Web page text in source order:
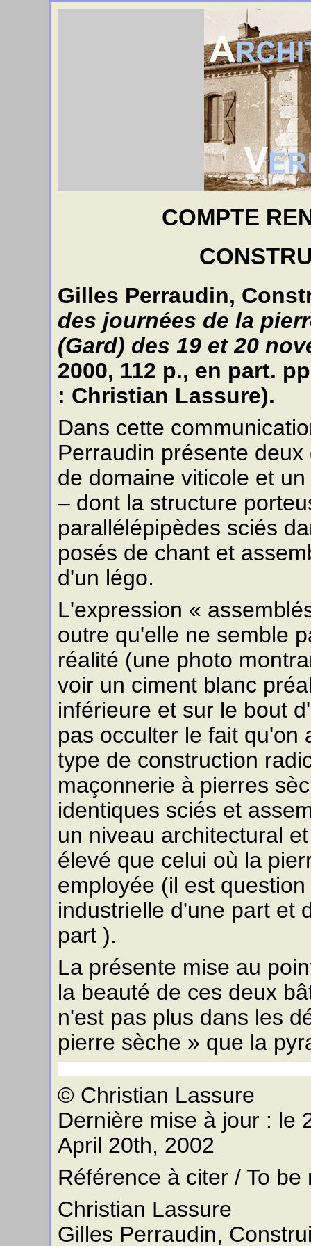
COMPTE
Gilles Perraudin,
des journées de la
(Gard) des 19 et 20
2000, 112 p., en part.
: Christian Lassure).
Dans cette
Perraudin présente
de domaine viticole et
– dont la structure
parallélépipèdes sciés
posés de chant et
d'un légo.
L'expression «
outre qu'elle ne semble
réalité (une photo
voir un ciment blanc
inférieure et sur le bout
pas occulter le fait qu'on
type de construction
maçonnerie à pierres
identiques sciés et
un niveau architectural
élevé que celui où la
employée (il est
industrielle d'une part et
part ).
La présente mise au
la beauté de ces deux
n'est pas plus dans les
pierre sèche » que la
© Christian Lassure
Dernière mise à jour : le
April 20th, 2002
Référence à citer / To
Christian Lassure
Gilles Perraudin,